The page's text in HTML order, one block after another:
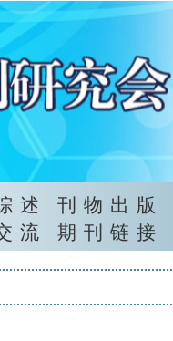
述 刊物出版
流 期刊链接